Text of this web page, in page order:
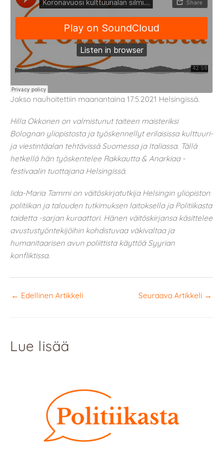
Jakso nauhoitettiin maanantaina 17.5.2021 Helsingissä.
Hilla Okkonen on valmistunut taiteen maisteriksi
Bolognan yliopistosta ja työskennellyt erilaisissa kulttuuri-
ja viestintäalan tehtävissä Suomessa ja Italiassa. Tällä
hetkellä hän työskentelee Rakkautta & Anarkiaa -
festivaalin tuottajana Helsingissä.
Iida-Maria Tammi on väitöskirjatutkija Helsingin yliopiston
politiikan ja talouden tutkimuksen laitoksella ja Politiikasta
taidetta -sarjan kuraattori. Hänen väitöskirjansa käsittelee
avustustyöntekijöihin kohdistuvaa väkivaltaa ja
humanitaarisen avun poliittista käyttöä Syyrian
konfliktissa.
← Edellinen Artikkeli Seuraava Artikkeli →
Lue lisää